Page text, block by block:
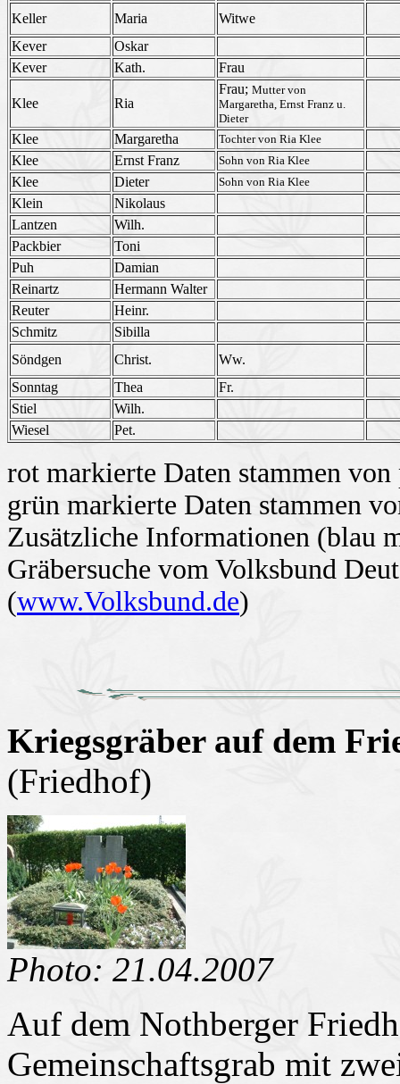
Keller Maria
Witwe
Kever
Oskar
Kever
Kath. Frau
Klee Ria
Frau; Mutter von
Margaretha, Ernst Franz u.
Dieter
Klee Margaretha Tochter von Ria Klee
Klee Ernst Franz Sohn von Ria Klee
Klee Dieter Sohn von Ria Klee
Klein
Nikolaus
Lantzen
Wilh.
Packbier
Toni
Puh
Damian
Reinartz
Hermann Walter
Reuter
Heinr.
Schmitz
Sibilla
Söndgen
Christ.
Ww.
Sonntag
Thea
Fr.
Stiel
Wilh.
Wiesel
Pet.
rot markierte Daten stammen
grün markierte Daten stammen
Zusätzliche Informationen (blau
Gräbersuche vom Volksbund
(www.Volksbund.de)
Kriegsgräber auf dem
(Friedhof)
Photo: 21.04.2007
Auf dem Nothberger
Gemeinschaftsgrab mit